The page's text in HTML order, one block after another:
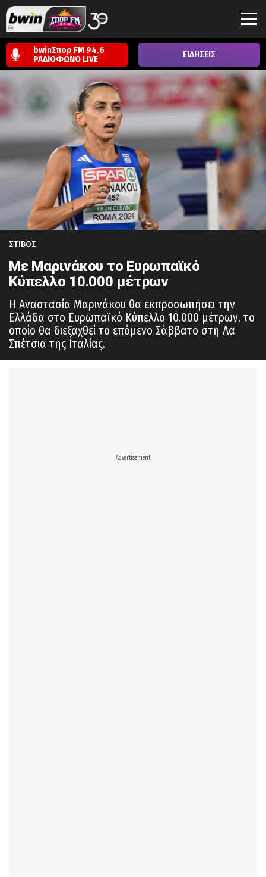
bwinΣπορ FM 94.6
ΡΑΔΙΟΦΩΝΟ LIVE ΕΙΔΗΣΕΙΣ
ΣΤΙΒΟΣ
Με Μαρινάκου το Ευρωπαϊκό
Κύπελλο 10.000 μέτρων
Η Αναστασία Μαρινάκου θα εκπροσωπήσει την
Ελλάδα στο Ευρωπαϊκό Κύπελλο 10.000 μέτρων, το
οποίο θα διεξαχθεί το επόμενο Σάββατο στη Λα
Σπέτσια της Ιταλίας.